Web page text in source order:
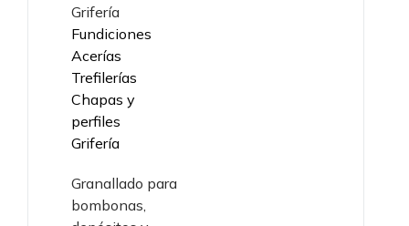
Grifería
Fundiciones
Acerías
Trefilerías
Chapas y
perfiles
Grifería
Granallado para
bombonas,